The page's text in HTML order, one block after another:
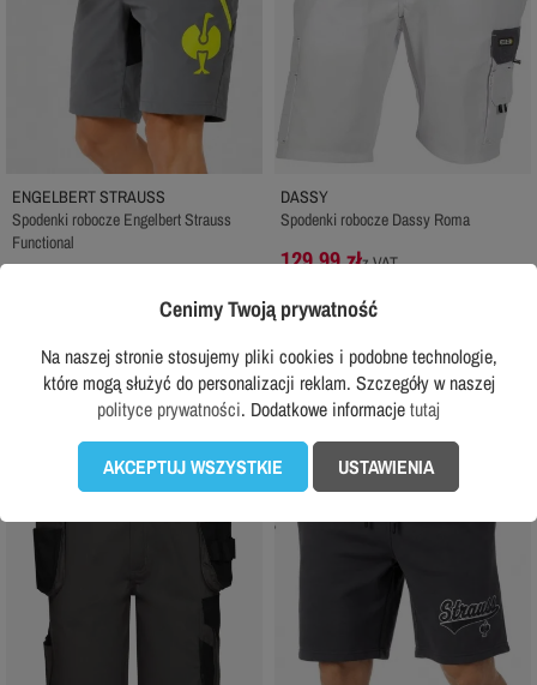
ENGELBERT STRAUSS
Spodenki robocze Engelbert Strauss
Functional
DODAJ DO KOSZYKA
DASSY
Spodenki robocze Dassy Roma
129,99 złz VAT
159,99 zł
DODAJ DO KOSZYKA
NOWOŚĆ
Cenimy Twoją prywatność
Na naszej stronie stosujemy pliki cookies i podobne technologie,
które mogą służyć do personalizacji reklam. Szczegóły w naszej
polityce prywatności. Dodatkowe informacjetutaj
AKCEPTUJ WSZYSTKIE USTAWIENIA